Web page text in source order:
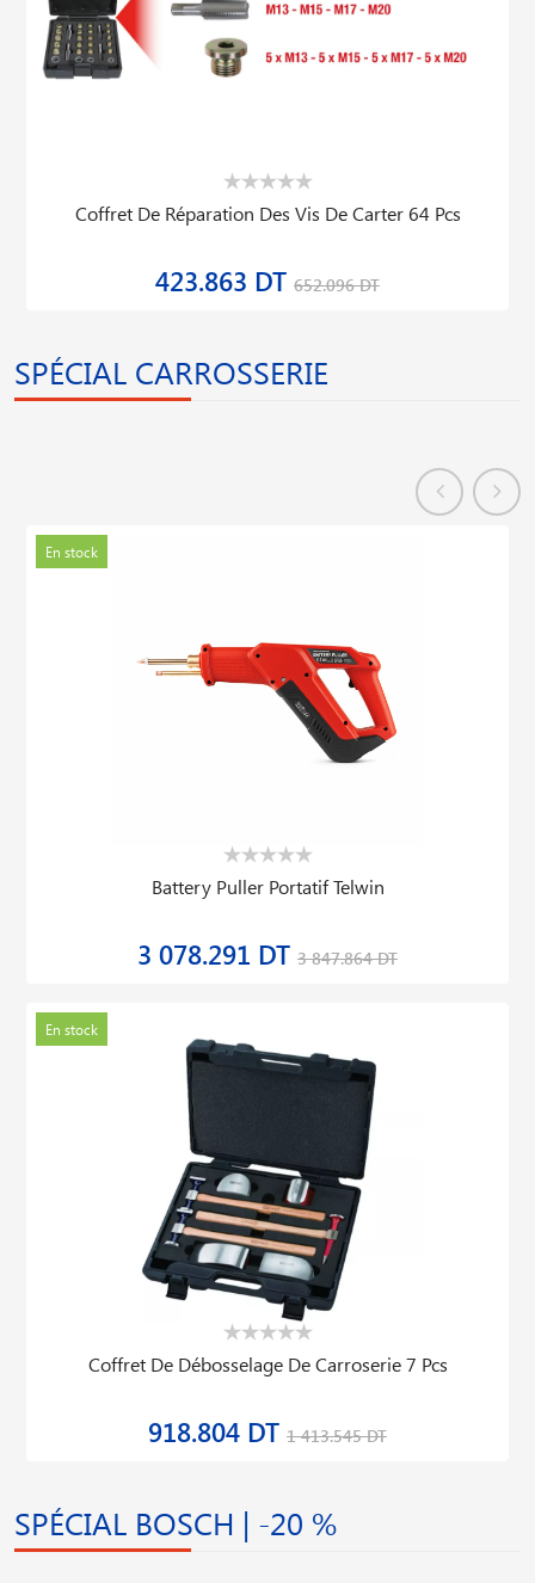
Coffret De Réparation Des Vis De Carter 64 Pcs
423.863 DT 652.096 DT
SPÉCIAL CARROSSERIE
En stock
Battery Puller Portatif Telwin
3 078.291 DT 3 847.864 DT
En stock
Coffret De Débosselage De Carroserie 7 Pcs
918.804 DT 1 413.545 DT
SPÉCIAL BOSCH | -20 %